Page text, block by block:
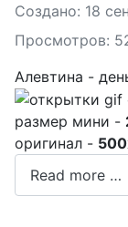
Создано: 18
Просмотров:
Алевтина -
размер мини -
оригинал -
Read more …